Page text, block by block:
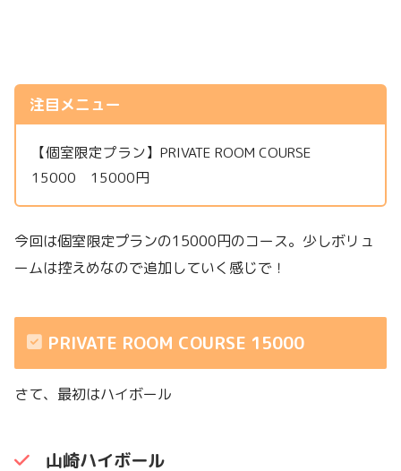
注目メニュー
【個室限定プラン】PRIVATE ROOM COURSE
15000 15000円
今回は個室限定プランの15000円のコース。少しボリュ
ームは控えめなので追加していく感じで！
PRIVATE ROOM COURSE 15000
さて、最初はハイボール
山崎ハイボール